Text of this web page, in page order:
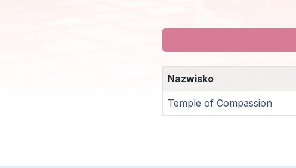
Nazwisko
Temple of Compassion